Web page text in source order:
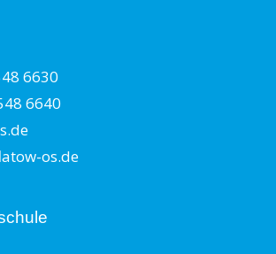
6630
6640
os.de